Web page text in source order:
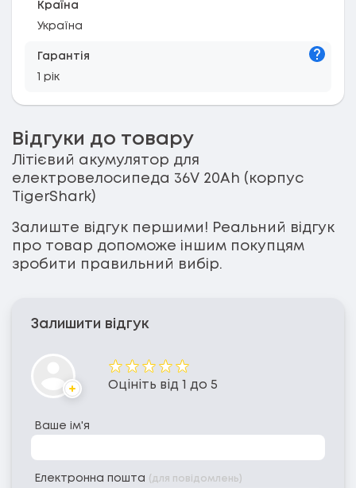
Країна
Україна
Гарантія
1 рік
Відгуки до товару
Літієвий акумулятор для
електровелосипеда 36V 20Ah (корпус
TigerShark)
Залиште відгук першими! Реальний відгук
про товар допоможе іншим покупцям
зробити правильний вибір.
Залишити відгук
Аватар
Оцінка
Оцініть від 1 до 5
Ваше ім'я
Електронна пошта (для повідомлень)